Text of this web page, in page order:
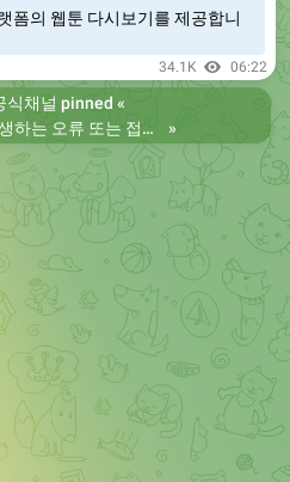
폼의 웹툰 다시보기를 제공합니
34.1K 06:22
식채널 pinned «
사이트 이용 중 발생하는 오류 또는 접속 불가 현상은 제보 부탁드립니다. 리뉴얼 전의 늑대닷컴을 원하시는 분들은 늑대닷컴2로 이용 바랍니다. 항상 늑대닷컴을 찾아주셔서 감사합니다. 늑대닷컴 주소 https://wfwf435.com 늑대닷컴2 주소 https://wftoon222.com
»